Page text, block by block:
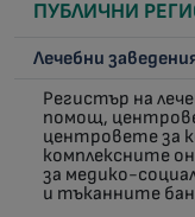
ПУБЛИЧНИ
Лечебни
Регистър на
помощ,
центровете за
комплексните
за медико-
и тъканните